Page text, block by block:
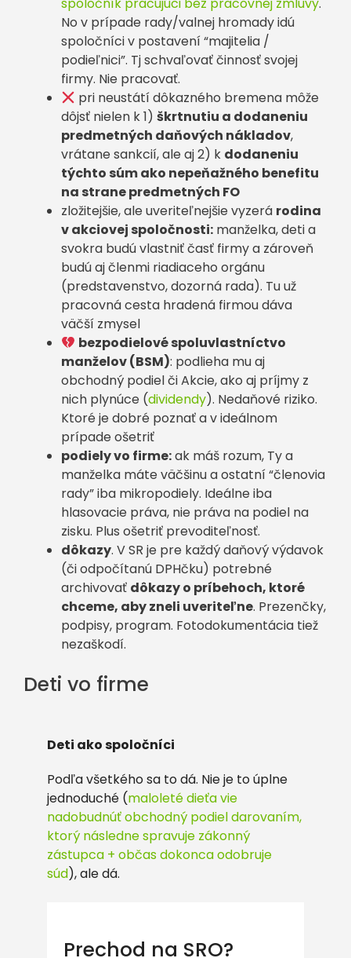
No v prípade rady/valnej hromady idú
spoločníci v postavení “majitelia /
podieľnici”. Tj schvaľovať činnosť svojej
firmy. Nie pracovať.
pri neustátí dôkazného bremena môže
dôjsť nielen k 1) škrtnutiu a dodaneniu
predmetných daňových nákladov,
vrátane sankcií, ale aj 2) k dodaneniu
týchto súm ako nepeňažného benefitu
na strane predmetných FO
zložitejšie, ale uveriteľnejšie vyzerá rodina
v akciovej spoločnosti: manželka, deti a
svokra budú vlastniť časť firmy a zároveň
budú aj členmi riadiaceho orgánu
(predstavenstvo, dozorná rada). Tu už
pracovná cesta hradená firmou dáva
väčší zmysel
bezpodielové spoluvlastníctvo
manželov (BSM): podlieha mu aj
obchodný podiel či Akcie, ako aj príjmy z
nich plynúce (dividendy). Nedaňové riziko.
Ktoré je dobré poznať a v ideálnom
prípade ošetriť
podiely vo firme:ak máš rozum, Ty a
manželka máte väčšinu a ostatní “členovia
rady” iba mikropodiely. Ideálne iba
hlasovacie práva, nie práva na podiel na
zisku. Plus ošetriť prevoditeľnosť.
dôkazy. V SR je pre každý daňový výdavok
(či odpočítanú DPHčku) potrebné
archivovať dôkazy o príbehoch, ktoré
chceme, aby zneli uveriteľne. Prezenčky,
podpisy, program. Fotodokumentácia tiež
nezaškodí.
Deti vo firme
Deti ako spoločníci
Podľa všetkého sa to dá. Nie je to úplne
jednoduché (maloleté dieťa vie
nadobudnúť obchodný podiel darovaním,
ktorý následne spravuje zákonný
zástupca + občas dokonca odobruje
súd), ale dá.
Prechod na SRO?